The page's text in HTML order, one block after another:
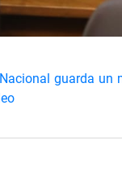
guarda